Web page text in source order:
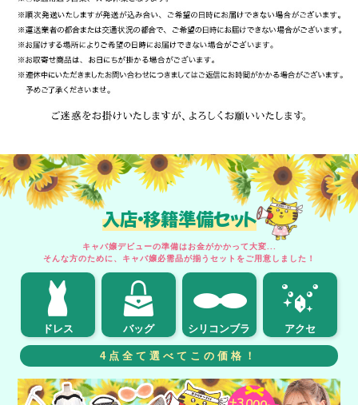
入店・移籍準備セット
キャバ嬢デビューの準備はお金がかかって大変...
そんな方のために、キャバ嬢必需品が揃うセットをご用意しました！
ドレス バッグ シリコンブラ アクセ
4点全て選べてこの価格！